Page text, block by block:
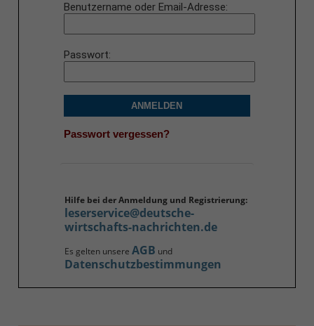
Benutzername oder Email-Adresse
Passwort
ANMELDEN
Passwort vergessen?
Hilfe bei der Anmeldung und Registrierung:
leserservice@deutsche-
wirtschafts-nachrichten.de
Es gelten unsere AGB und
Datenschutzbestimmungen